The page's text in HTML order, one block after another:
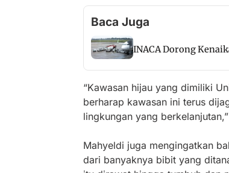
Baca Juga
INACA Dorong
“Kawasan hijau yang dimiliki
berharap kawasan ini terus
lingkungan yang
Mahyeldi juga mengingatkan
dari banyaknya bibit yang